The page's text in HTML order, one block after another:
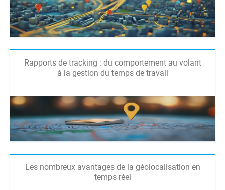
Rapports de tracking : du comportement au volant
à la gestion du temps de travail
Les nombreux avantages de la géolocalisation en
temps réel